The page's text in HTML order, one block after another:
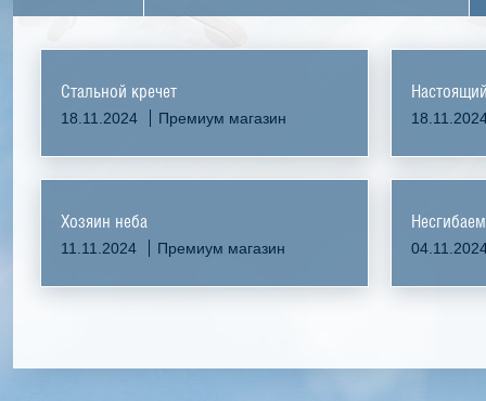
Стальной кречет
18.11.2024 Премиум магазин
Хозяин неба
11.11.2024 Премиум магазин